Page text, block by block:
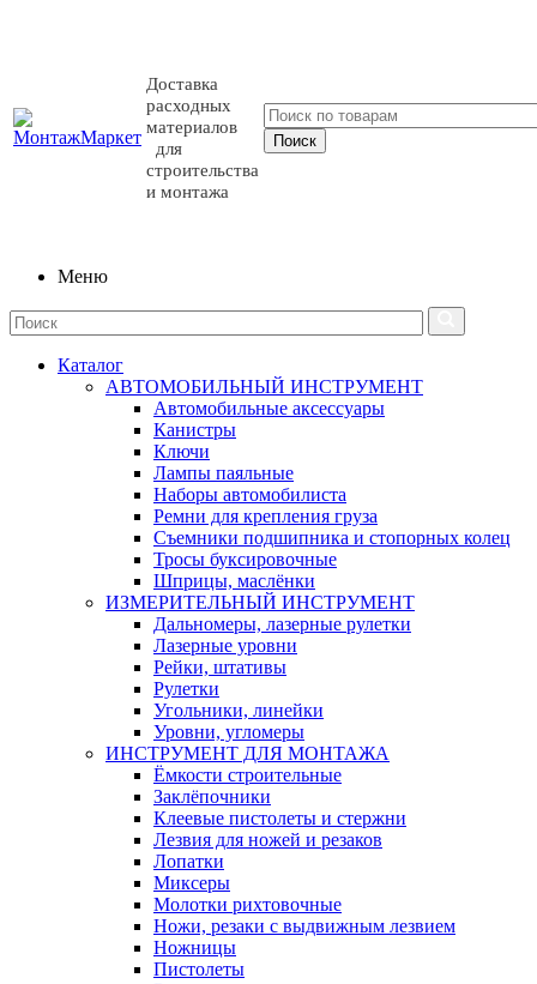
Доставка
расходных
материалов
для
строительства
и монтажа
Меню
Каталог
АВТОМОБИЛЬНЫЙ ИНСТРУМЕНТ
Автомобильные аксессуары
Канистры
Ключи
Лампы паяльные
Наборы автомобилиста
Ремни для крепления груза
Съемники подшипника и стопорных колец
Тросы буксировочные
Шприцы, маслёнки
ИЗМЕРИТЕЛЬНЫЙ ИНСТРУМЕНТ
Дальномеры, лазерные рулетки
Лазерные уровни
Рейки, штативы
Рулетки
Угольники, линейки
Уровни, угломеры
ИНСТРУМЕНТ ДЛЯ МОНТАЖА
Ёмкости строительные
Заклёпочники
Клеевые пистолеты и стержни
Лезвия для ножей и резаков
Лопатки
Миксеры
Молотки рихтовочные
Ножи, резаки с выдвижным лезвием
Ножницы
Пистолеты